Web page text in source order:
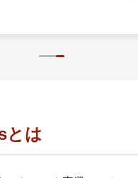
とは